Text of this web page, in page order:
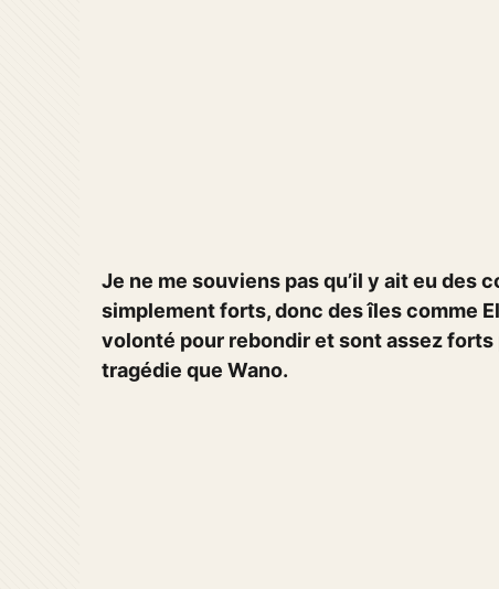
Je ne me souviens pas qu’il y ait eu des
simplement forts, donc des îles comme
volonté pour rebondir et sont assez
tragédie que Wano.